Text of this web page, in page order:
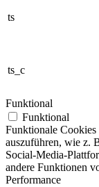
ts
ts_c
Funktional
Funktional
Funktionale Cookies
auszuführen, wie z.
Social-Media-
andere Funktionen
Performance